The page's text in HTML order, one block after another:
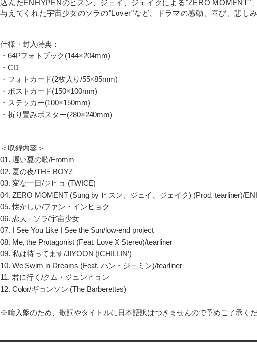
込んだENHYPENのヒスン、ジェイ、ジェイクによる"ZERO MOMENT"
与えてくれた宇宙少女のソラの"Lover"など、ドラマの感動、喜び、悲し
仕様・封入特典：
・64Pフォトブック(144×204mm)
・CD
・フォトカード(2枚入り/55×85mm)
・ポストカード(150×100mm)
・ステッカー(100×150mm)
・折り畳みポスター(280×240mm)
＜収録内容＞
01. 遅い夏の歌/Fromm
02. 夏の夜/THE BOYZ
03. 変な一日/ジヒョ (TWICE)
04. ZERO MOMENT (Sung by ヒスン、ジェイ、ジェイク) (Prod. tearliner)/
05. 懐かしい/ファン・インヒョク
06. 恋人 - ソラ/宇宙少女
07. I See You Like I See the Sun/low-end project
08. Me, the Protagonist (Feat. Love X Stereo)/tearliner
09. 私は待ってます/JIYOON (ICHILLIN’)
10. We Swim in Dreams (Feat. パン・ジェミン)/tearliner
11. 君に行く/クム・ジュンヒョン
12. Color/ギョンソン (The Barberettes)
※輸入盤のため、歌詞やタイトルに日本語訳はつきませんので予めご了承く